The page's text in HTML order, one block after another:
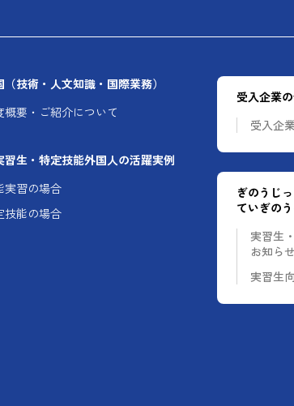
（技術・人文知識・国際業務）
概要・ご紹介について
習生・特定技能外国人の活躍実例
実習の場合
技能の場合
受入企業
受入企
ぎのうじ
ていぎの
実習生
お知らせ
実習生